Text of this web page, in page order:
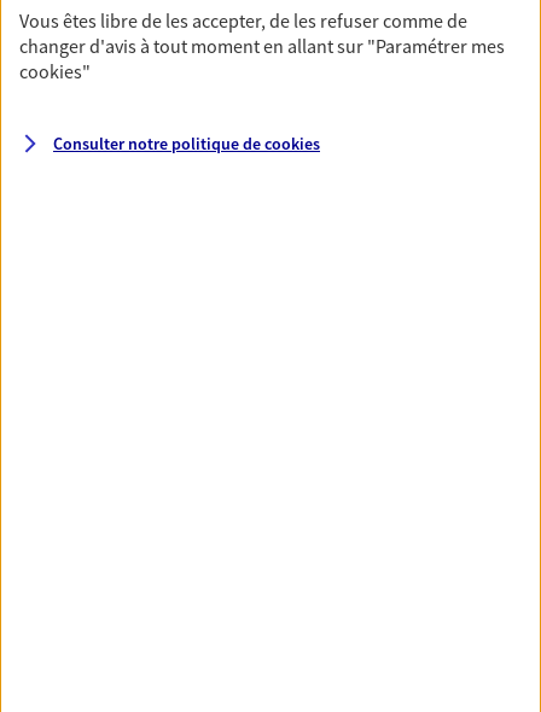
Simone Benamara
Mandataire d'Assurance AXA Epargne et
Vous êtes libre de les accepter, de les refuser comme de
changer d'avis à tout moment en allant sur "Paramétrer mes
cookies"
Consulter notre politique decookies